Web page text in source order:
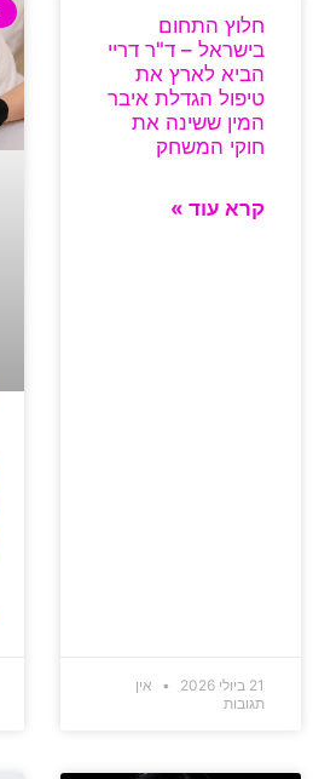
חלוץ התחום
בישראל – ד"ר דריי
הביא לארץ את
טיפול הגדלת איבר
המין ששינה את
חוקי המשחק
קרא עוד »
21 ביולי 2026
אין
תגובות